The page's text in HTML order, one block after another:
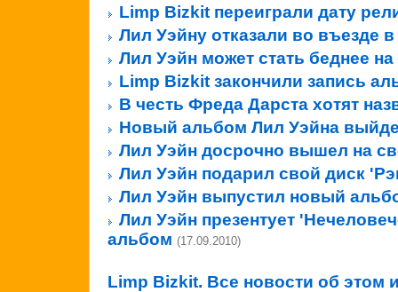
Limp Bizkit переиграли дату
Лил Уэйну отказали во въезде
Лил Уэйн может стать беднее
Limp Bizkit закончили запись
В честь Фреда Дарста хотят
Новый альбом Лил Уэйна
Лил Уэйн досрочно вышел на
Лил Уэйн подарил свой диск
Лил Уэйн выпустил новый
Лил Уэйн презентует
альбом (17.09.2010)
Limp Bizkit. Все новости об этом